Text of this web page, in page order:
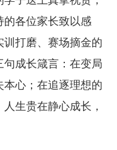
的各位家长致以感
打磨、赛场摘金的
成长箴言：在变局
心；在追逐理想的
生贵在静心成长，